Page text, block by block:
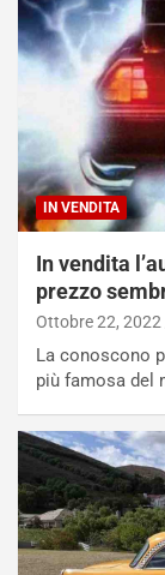
IN VENDITA
In vendita
prezzo
Ottobre 22, 2022
La conoscono
più famosa del
e
-
P
E
R
S
t
b
s
c
e
u
N
u
o
v
NOTIZIE
C
o